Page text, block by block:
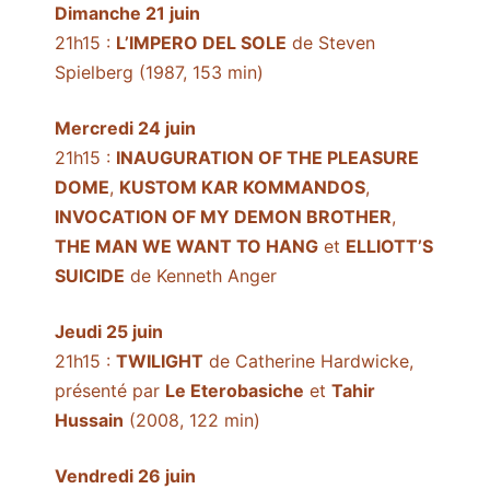
Dimanche 21 juin
21h15 : L’IMPERO DEL SOLE de Steven
Spielberg (1987, 153 min)
Mercredi 24 juin
21h15 : INAUGURATION OF THE PLEASURE
DOME, KUSTOM KAR KOMMANDOS,
INVOCATION OF MY DEMON BROTHER,
THE MAN WE WANT TO HANG et ELLIOTT’S
SUICIDE de Kenneth Anger
Jeudi 25 juin
21h15 : TWILIGHT de Catherine Hardwicke,
présenté par Le Eterobasiche et Tahir
Hussain (2008, 122 min)
Vendredi 26 juin